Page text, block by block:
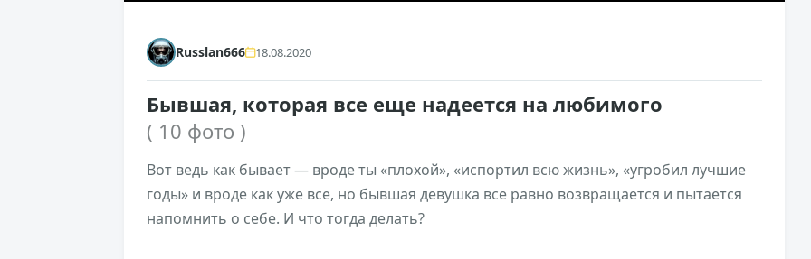
Russlan666 18.08.2020
Бывшая, которая все еще надеется на любимого
( 10 фото )
Вот ведь как бывает — вроде ты «плохой», «испортил всю жизнь», «угробил лучшие
годы» и вроде как уже все, но бывшая девушка все равно возвращается и пытается
напомнить о себе. И что тогда делать?